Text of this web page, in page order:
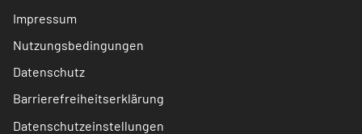
Impressum
Nutzungsbedingungen
Datenschutz
Barrierefreiheitserklärung
Datenschutzeinstellungen